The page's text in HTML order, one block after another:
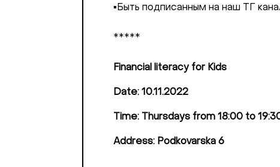
▪️Быть подписанным на наш ТГ
*****
Financial literacy for Kids
Date: 10.11.2022
Time: Thursdays from 18:00 to
Address: Podkovarska 6